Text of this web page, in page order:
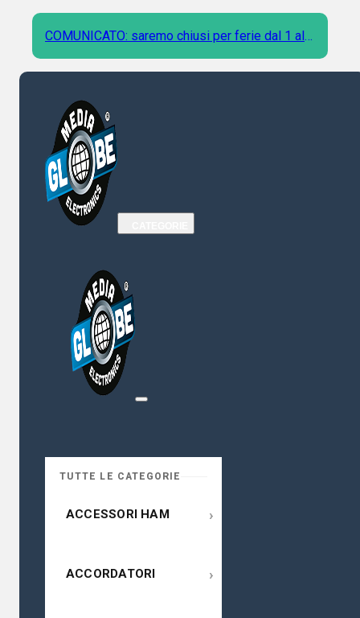
COMUNICATO: saremo chiusi per ferie dal 1 al 9
Agosto
TUTTE LE CATEGORIE
ACCESSORI HAM ›
ACCORDATORI ›